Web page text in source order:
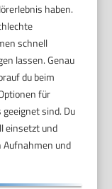
haben.
schnell
lassen. Genau
du beim
für
sind. Du
einsetzt und
Aufnahmen und